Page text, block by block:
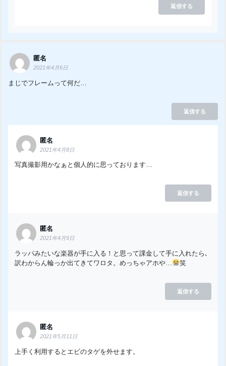
返信する
匿名
2021年4月6日
まじでフレームって何だ…
返信する
匿名
2021年4月8日
写真撮影用かなぁと個人的に思っております…
返信する
匿名
2021年4月9日
ラッパみたいな楽器が手に入る！と思って課金して手に入れたら､
訳わからん輪っか出てきてワロタ。めっちゃアホや…
笑
返信する
匿名
2021年5月11日
上手く利用するとエビのタゲを外せます。